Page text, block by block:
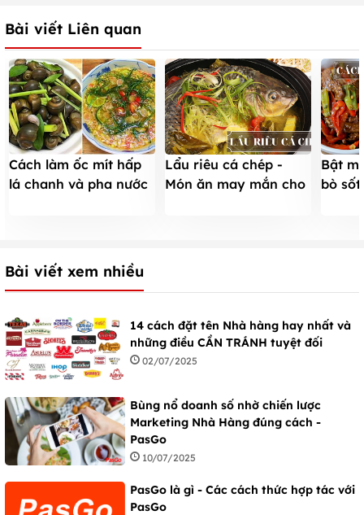
Bài viết Liên quan
Cách làm ốc mít hấp
lá chanh và pha nước
Lẩu riêu cá chép -
Món ăn may mắn cho
Bật
bò
Bài viết xem nhiều
14 cách đặt tên Nhà hàng hay nhất và
những điều CẦN TRÁNH tuyệt đối
02/07/2025
Bùng nổ doanh số nhờ chiến lược
Marketing Nhà Hàng đúng cách -
PasGo
10/07/2025
PasGo là gì - Các cách thức hợp tác với
PasGo